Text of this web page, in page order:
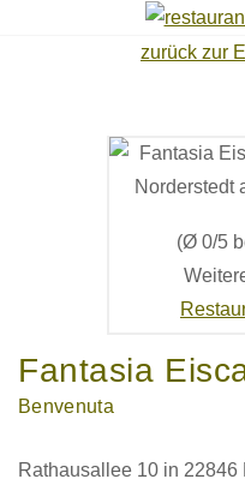
zurück zur
(Ø 0/5
Fantasia
Benvenuta
Rathausallee 10 in 22846